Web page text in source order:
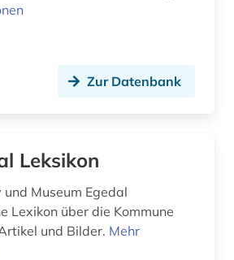
marineschifffahrt (1)
opernsänger;
Zur Datenbank
Leksikon
Museum Egedal
Lexikon über die Kommune
und Bilder. Mehr